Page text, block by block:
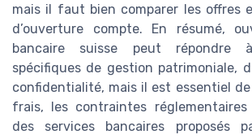
mais il faut bien comparer les offres
d’ouverture compte. En résumé,
bancaire suisse peut répondre
spécifiques de gestion patrimoniale,
confidentialité, mais il est essentiel
frais, les contraintes réglementaires
des services bancaires proposés